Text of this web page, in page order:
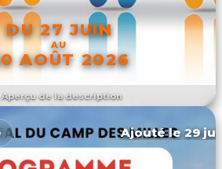
Aperçu de la description
DU 27 JUIN
AU
AOÛT 2026
L'ÉVÉNEMENT
Ajouté le 29